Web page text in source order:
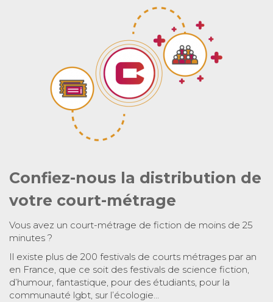
Confiez-nous la distribution de
votre court-métrage
Vous avez un court-métrage de fiction de moins de 25
minutes ?
Il existe plus de 200 festivals de courts métrages par an
en France, que ce soit des festivals de science fiction,
d’humour, fantastique, pour des étudiants, pour la
communauté lgbt, sur l’écologie…